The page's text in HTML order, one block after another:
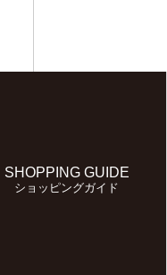
SHOPPING GUIDE
ショッピングガイド